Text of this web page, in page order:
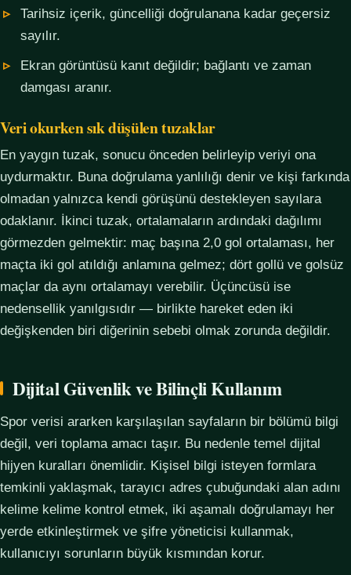
Tarihsiz içerik, güncelliği doğrulanana kadar geçersiz
sayılır.
Ekran görüntüsü kanıt değildir; bağlantı ve zaman
damgası aranır.
Veri okurken sık düşülen tuzaklar
En yaygın tuzak, sonucu önceden belirleyip veriyi ona
uydurmaktır. Buna doğrulama yanlılığı denir ve kişi farkında
olmadan yalnızca kendi görüşünü destekleyen sayılara
odaklanır. İkinci tuzak, ortalamaların ardındaki dağılımı
görmezden gelmektir: maç başına 2,0 gol ortalaması, her
maçta iki gol atıldığı anlamına gelmez; dört gollü ve golsüz
maçlar da aynı ortalamayı verebilir. Üçüncüsü ise
nedensellik yanılgısıdır — birlikte hareket eden iki
değişkenden biri diğerinin sebebi olmak zorunda değildir.
Dijital Güvenlik ve Bilinçli Kullanım
Spor verisi ararken karşılaşılan sayfaların bir bölümü bilgi
değil, veri toplama amacı taşır. Bu nedenle temel dijital
hijyen kuralları önemlidir. Kişisel bilgi isteyen formlara
temkinli yaklaşmak, tarayıcı adres çubuğundaki alan adını
kelime kelime kontrol etmek, iki aşamalı doğrulamayı her
yerde etkinleştirmek ve şifre yöneticisi kullanmak,
kullanıcıyı sorunların büyük kısmından korur.